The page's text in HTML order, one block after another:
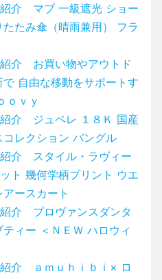
介 マブ 一級遮光 ショー
たたみ傘（晴雨兼用） フラ
介 お買い物やアウトド
自由な移動をサポートす
ｏｖｙ
介 ジュペレ １８Ｋ 国産
レクション バングル
介 スタイル・ラヴィー
ト 幾何学柄プリント ウエ
ースカート
介 プロヴァンスダンタ
ィー ＜ＮＥＷ ハロウィ
介 ａｍｕｈｉｂｉ× ロ